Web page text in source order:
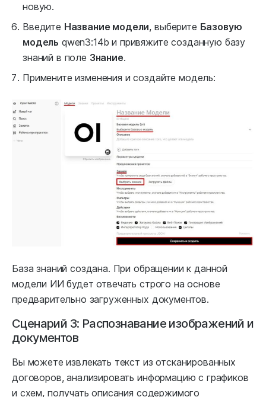
новую.
Введите Название модели, выберите Базовую
модель qwen3:14b и привяжите созданную базу
знаний в поле Знание.
Примените изменения и создайте модель:
База знаний создана. При обращении к данной
модели ИИ будет отвечать строго на основе
предварительно загруженных документов.
Сценарий 3: Распознавание изображений и
документов
Вы можете извлекать текст из отсканированных
договоров, анализировать информацию с графиков
и схем, получать описания содержимого